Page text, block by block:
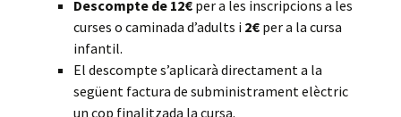
Descompte de 12€ per a les inscripcions a les
curses o caminada d’adults i 2€ per a la cursa
infantil.
El descompte s’aplicarà directament a la
següent factura de subministrament elèctric
un cop finalitzada la cursa.